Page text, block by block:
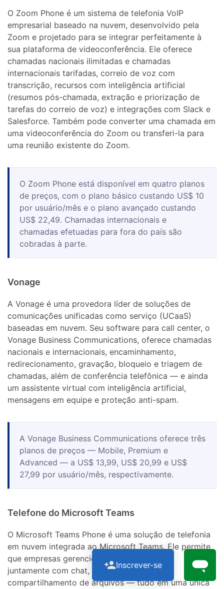
O Zoom Phone é um sistema de telefonia VoIP
empresarial baseado na nuvem, desenvolvido pela
Zoom e projetado para se integrar perfeitamente à
sua plataforma de videoconferência. Ele oferece
chamadas nacionais ilimitadas e chamadas
internacionais tarifadas, correio de voz com
transcrição, recursos com inteligência artificial
(resumos pós-chamada, extração e priorização de
tarefas do correio de voz) e integrações com Slack e
Salesforce. Também pode converter uma chamada em
uma videoconferência do Zoom ou transferi-la para
uma reunião existente do Zoom.
O Zoom Phone está disponível em quatro planos
de preços, com o plano básico custando US$ 10
por usuário/mês e o plano avançado custando
US$ 22,49. Chamadas internacionais e
chamadas efetuadas para fora do país são
cobradas à parte.
Vonage
A Vonage é uma provedora líder de soluções de
comunicações unificadas como serviço (UCaaS)
baseadas em nuvem. Seu software para call center, o
Vonage Business Communications, oferece chamadas
nacionais e internacionais, encaminhamento,
redirecionamento, gravação, bloqueio e triagem de
chamadas, além de conferência telefônica — e ainda
um assistente virtual com inteligência artificial,
mensagens em equipe e proteção anti-spam.
A Vonage Business Communications oferece três
planos de preços — Mobile, Premium e
Advanced — a US$ 13,99, US$ 20,99 e US$
27,99 por usuário/mês, respectivamente.
Telefone do Microsoft Teams
O Microsoft Teams Phone é uma solução de telefonia
em nuvem integrada ao Microsoft Teams. Ele permite
que empresas gerenciem chamadas de voz
juntamente com chat, reuniões por vídeo e
compartilhamento de arquivos — tudo em uma única
Inscrever-se